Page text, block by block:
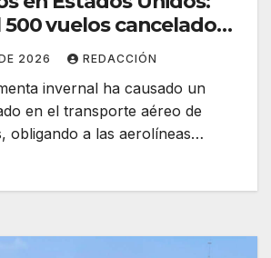
500 vuelos cancelados
2026 REDACCIÓN
invernal ha causado un
en el transporte aéreo de
obligando a las aerolíneas…